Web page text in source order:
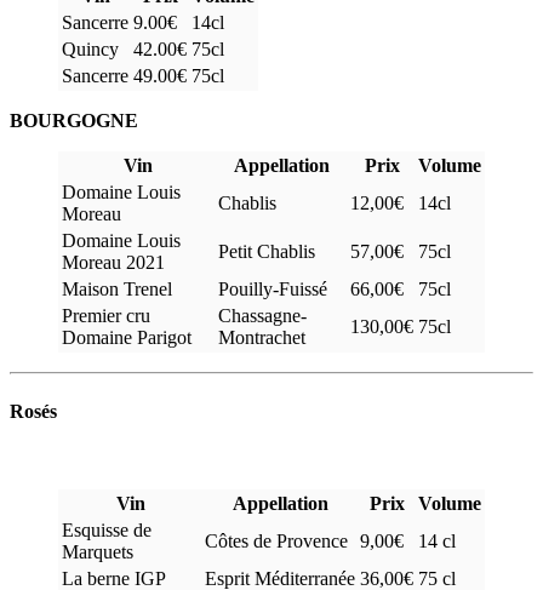
Sancerre 9.00€
14cl
Quincy
42.00€ 75cl
Sancerre 49.00€ 75cl
BOURGOGNE
Vin Appellation Prix
Volume
Domaine Louis
Moreau
Chablis 12,00€
14cl
Domaine Louis
Moreau 2021
Petit Chablis 57,00€
75cl
Maison Trenel
Pouilly-Fuissé 66,00€
75cl
Premier cru
Domaine Parigot
Chassagne-
Montrachet
130,00€ 75cl
Rosés
Vin Appellation Prix
Volume
Esquisse de
Marquets
Côtes de Provence 9,00€
14 cl
La berne IGP
Esprit Méditerranée 36,00€ 75 cl